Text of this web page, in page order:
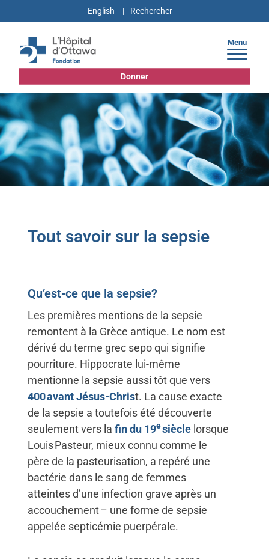
English
Donner
Menu
Tout savoir sur la sepsie
Qu’est-ce que la sepsie?
Les premières mentions de la sepsie
remontent à la Grèce antique. Le nom est
dérivé du terme grec sepo qui signifie
pourriture. Hippocrate lui-même
mentionne la sepsie aussi tôt que vers
400 avant Jésus-Christ. La cause exacte
de la sepsie a toutefois été découverte
seulement vers lafin du 19esiècle lorsque
Louis Pasteur, mieux connu comme le
père de la pasteurisation, a repéré une
bactérie dans le sang de femmes
atteintes d’une infection grave après un
accouchement – une forme de sepsie
appelée septicémie puerpérale.